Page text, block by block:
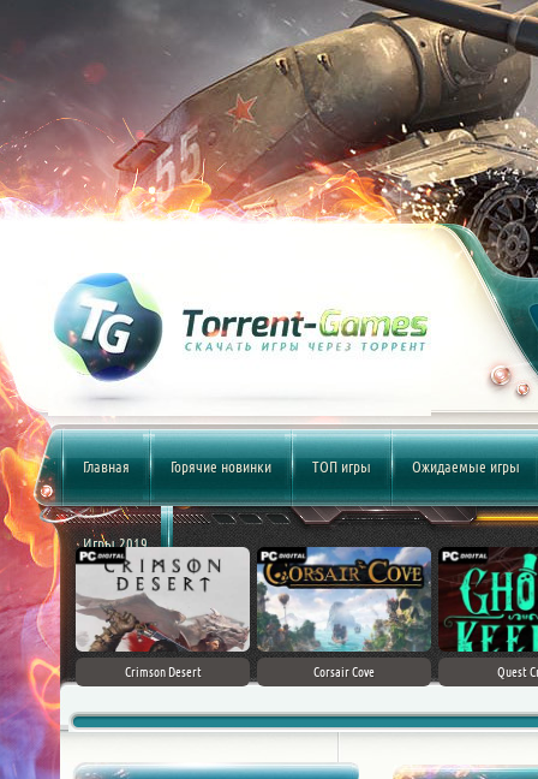
Главная Горячие новинки ТОП игры Ожидаемые игры
Игры 2019
5 Crimson Desert Corsair Cove Quest